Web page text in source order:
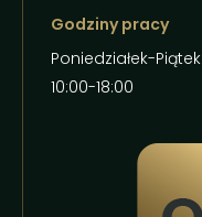
Godziny pracy
Poniedziałek-Piątek
10:00-18:00